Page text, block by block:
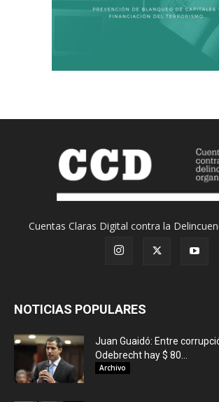
Cuentas Claras Digital contra la
NOTICIAS POPULARES
Juan Guaidó: Entre
Odebrecht hay $ 80...
Archivo